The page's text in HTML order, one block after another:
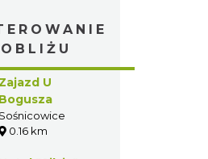
Zajazd U
Bogusza
Sośnicowice
0.16 km